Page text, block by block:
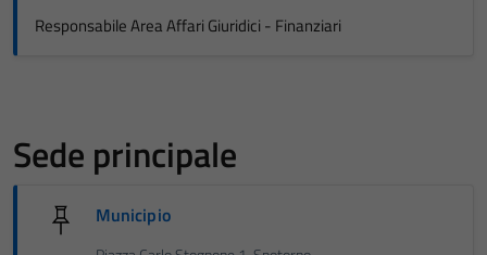
Responsabile Area Affari Giuridici - Finanziari
Sede principale
Municipio